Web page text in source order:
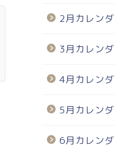
2月カレン
3月カレン
4月カレン
5月カレン
6月カレン